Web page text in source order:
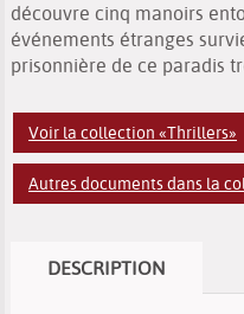
découvre cinq manoirs
événements étranges
prisonnière de ce paradis
Voir la collection «Thrillers»
Autres documents dans la
DESCRIPTION